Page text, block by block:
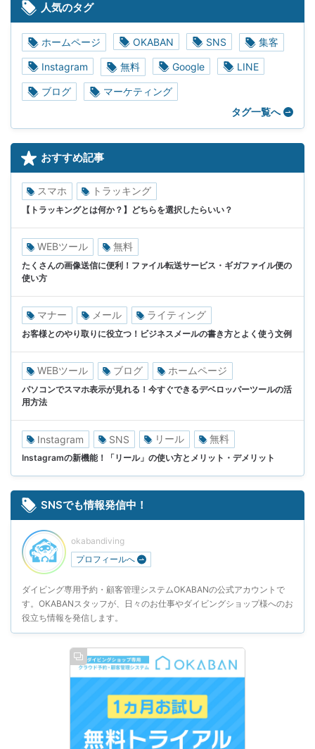
人気のタグ
ホームページ OKABAN SNS 集客
Instagram 無料 Google LINE
ブログ
マーケティング
タグ一覧へ
おすすめ記事
スマホ トラッキング
【トラッキングとは何か？】どちらを選択したらいい？
WEBツール 無料
たくさんの画像送信に便利！ファイル転送サービス・ギガファイル便の
使い方
マナー メール ライティング
お客様とのやり取りに役立つ！ビジネスメールの書き方とよく使う文例
WEBツール ブログ ホームページ
パソコンでスマホ表示が見れる！今すぐできるデベロッパーツールの活
用方法
Instagram SNS リール 無料
Instagramの新機能！「リール」の使い方とメリット・デメリット
SNSでも情報発信中！
okabandiving
プロフィールへ
ダイビング専用予約・顧客管理システムOKABANの公式アカウントで
す。OKABANスタッフが、日々のお仕事やダイビングショップ様へのお
役立ち情報を発信します。